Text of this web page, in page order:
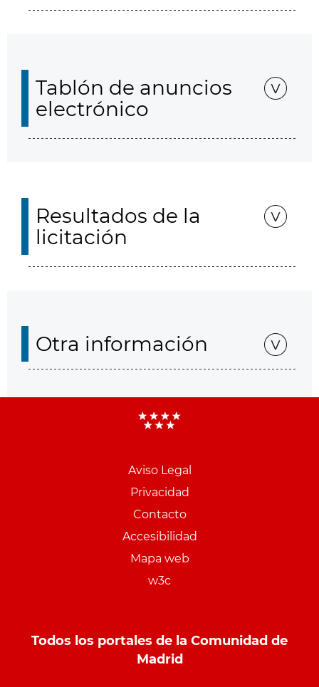
Tablón de anuncios
electrónico
Resultados de la
licitación
Otra información
Aviso Legal
Privacidad
Contacto
Accesibilidad
Mapa web
w3c
Todos los portales de la Comunidad de
Madrid